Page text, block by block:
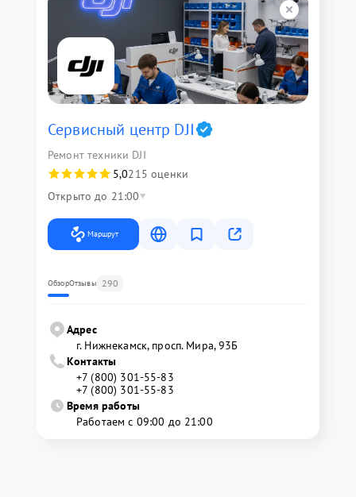
Сервисный центр DJI
Ремонт техники DJI
5,0215 оценки
Открыто до 21:00
Маршрут
ОбзорОтзывы 290
Адрес
г. Нижнекамск, просп. Мира, 93Б
Контакты
+7 (800) 301-55-83
+7 (800) 301-55-83
Время работы
Работаем с 09:00 до 21:00